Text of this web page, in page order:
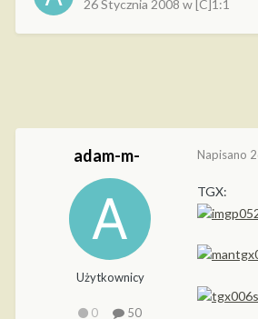
26 Stycznia 2008 w[C]1:1
adam-m-
Użytkownicy
0
50
Napisano
TGX: